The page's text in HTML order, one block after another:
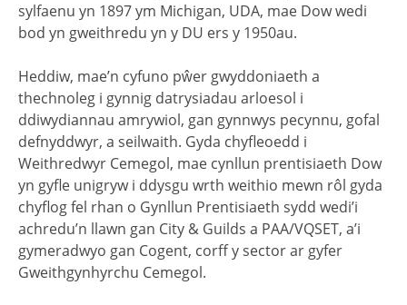
sylfaenu yn 1897 ym Michigan, UDA, mae Dow wedi
bod yn gweithredu yn y DU ers y 1950au.
Heddiw, mae’n cyfuno pŵer gwyddoniaeth a
thechnoleg i gynnig datrysiadau arloesol i
ddiwydiannau amrywiol, gan gynnwys pecynnu, gofal
defnyddwyr, a seilwaith. Gyda chyfleoedd i
Weithredwyr Cemegol, mae cynllun prentisiaeth Dow
yn gyfle unigryw i ddysgu wrth weithio mewn rôl gyda
chyflog fel rhan o Gynllun Prentisiaeth sydd wedi’i
achredu’n llawn gan City & Guilds a PAA/VQSET, a’i
gymeradwyo gan Cogent, corff y sector ar gyfer
Gweithgynhyrchu Cemegol.